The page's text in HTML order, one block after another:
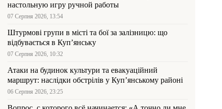
настольную игру ручной работы
07 Серпня 2026, 13:54
Штурмові групи в місті та бої за залізницю: що
відбувається в Куп’янську
07 Серпня 2026, 10:32
Атаки на будинок культури та евакуаційний
маршрут: наслідки обстрілів у Куп’янському районі
06 Серпня 2026, 23:25